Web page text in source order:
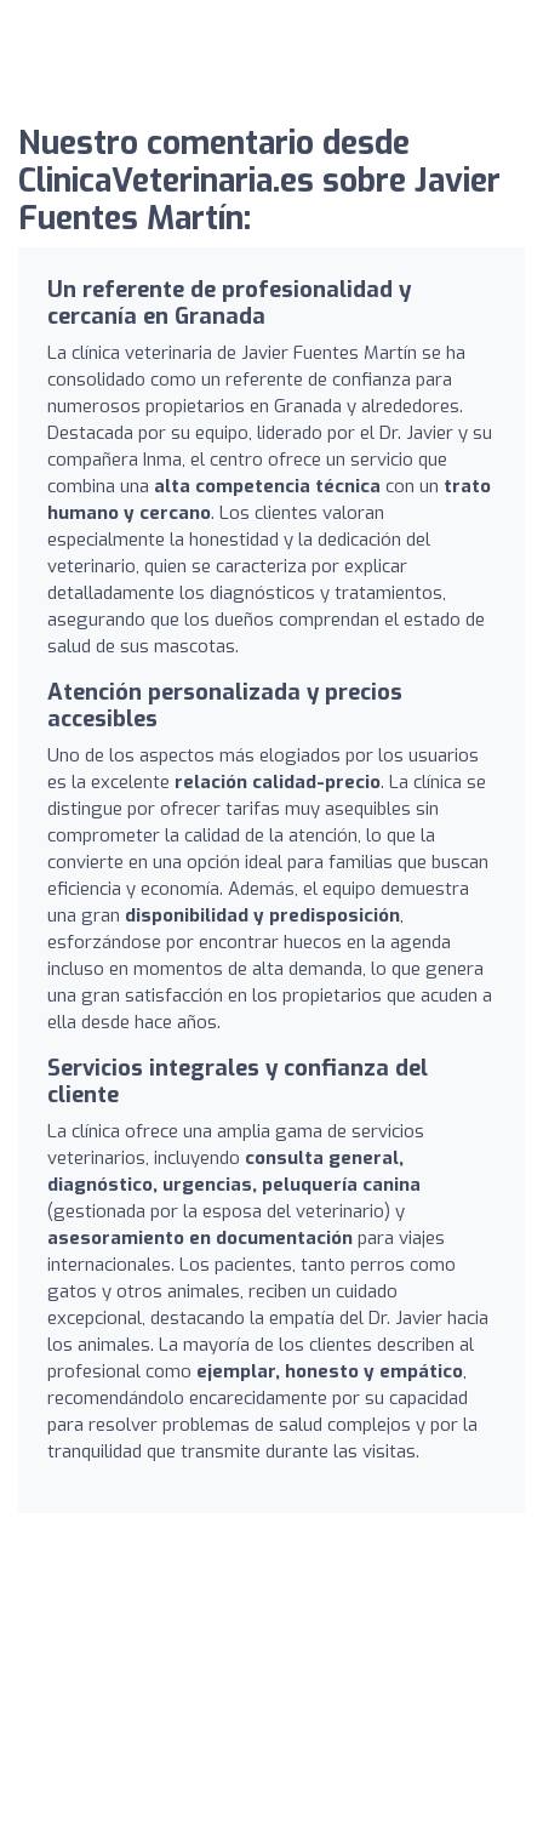
Nuestro comentario desde
ClinicaVeterinaria.es sobre Javier
Fuentes Martín:
Un referente de profesionalidad y
cercanía en Granada
La clínica veterinaria de Javier Fuentes Martín se ha
consolidado como un referente de confianza para
numerosos propietarios en Granada y alrededores.
Destacada por su equipo, liderado por el Dr. Javier y su
compañera Inma, el centro ofrece un servicio que
combina una alta competencia técnica con un trato
humano y cercano. Los clientes valoran
especialmente la honestidad y la dedicación del
veterinario, quien se caracteriza por explicar
detalladamente los diagnósticos y tratamientos,
asegurando que los dueños comprendan el estado de
salud de sus mascotas.
Atención personalizada y precios
accesibles
Uno de los aspectos más elogiados por los usuarios
es la excelente relación calidad-precio. La clínica se
distingue por ofrecer tarifas muy asequibles sin
comprometer la calidad de la atención, lo que la
convierte en una opción ideal para familias que buscan
eficiencia y economía. Además, el equipo demuestra
una gran disponibilidad y predisposición,
esforzándose por encontrar huecos en la agenda
incluso en momentos de alta demanda, lo que genera
una gran satisfacción en los propietarios que acuden a
ella desde hace años.
Servicios integrales y confianza del
cliente
La clínica ofrece una amplia gama de servicios
veterinarios, incluyendo consulta general,
diagnóstico, urgencias, peluquería canina
(gestionada por la esposa del veterinario) y
asesoramiento en documentación para viajes
internacionales. Los pacientes, tanto perros como
gatos y otros animales, reciben un cuidado
excepcional, destacando la empatía del Dr. Javier hacia
los animales. La mayoría de los clientes describen al
profesional como ejemplar, honesto y empático,
recomendándolo encarecidamente por su capacidad
para resolver problemas de salud complejos y por la
tranquilidad que transmite durante las visitas.